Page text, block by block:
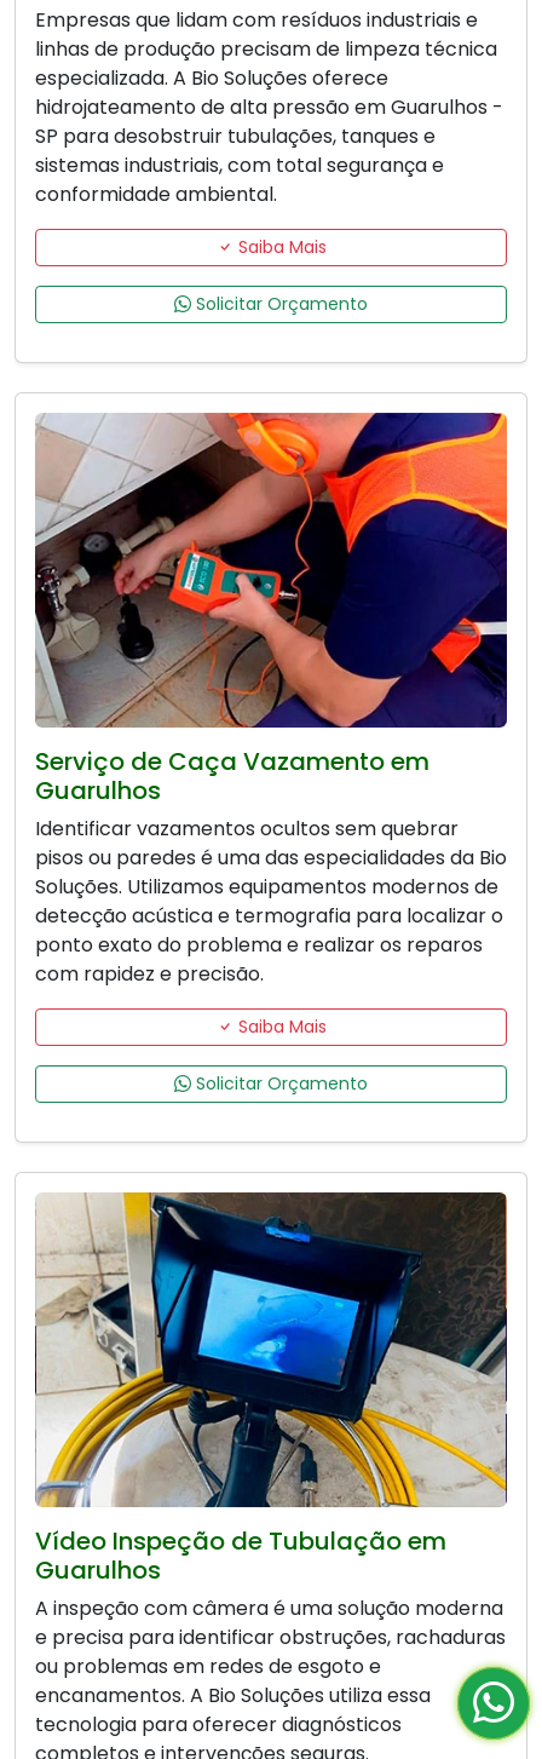
Empresas que lidam com resíduos industriais e
linhas de produção precisam de limpeza técnica
especializada. A Bio Soluções oferece
hidrojateamento de alta pressão em Guarulhos -
SP para desobstruir tubulações, tanques e
sistemas industriais, com total segurança e
conformidade ambiental.
Saiba Mais
Solicitar Orçamento
Serviço de Caça Vazamento em
Guarulhos
Identificar vazamentos ocultos sem quebrar
pisos ou paredes é uma das especialidades da Bio
Soluções. Utilizamos equipamentos modernos de
detecção acústica e termografia para localizar o
ponto exato do problema e realizar os reparos
com rapidez e precisão.
Saiba Mais
Solicitar Orçamento
Vídeo Inspeção de Tubulação em
Guarulhos
A inspeção com câmera é uma solução moderna
e precisa para identificar obstruções, rachaduras
ou problemas em redes de esgoto e
encanamentos. A Bio Soluções utiliza essa
tecnologia para oferecer diagnósticos